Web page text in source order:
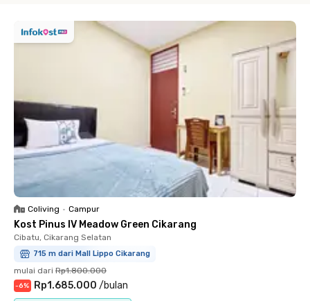
Coliving • Campur
Kost Pinus IV Meadow Green Cikarang
Cibatu, Cikarang Selatan
715 m dari Mall Lippo Cikarang
mulai dari Rp1.800.000
-6% Rp1.685.000 /bulan